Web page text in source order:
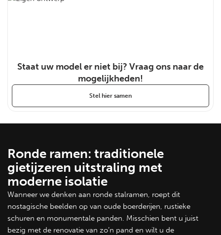
Staat uw model er niet bij? Vraag ons naar de
mogelijkheden!
Stel hier samen
Ronde ramen: traditionele
gietijzeren uitstraling met
moderne isolatie
Wanneer we denken aan ronde stalramen, roept dit
nostagische beelden op van oude boerderijen, rustieke
schuren en monumentale panden. Misschien bent u juist
bezig met de renovatie van zo’n pand en wilt u de